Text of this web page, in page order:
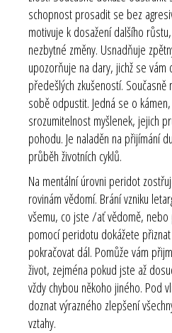
schopnost prosadit se bez
motivuje k dosažení dalšího
nezbytné změny. Usnadňuje
upozorňuje na dary, jichž se
předešlých zkušeností.
sobě odpustit. Jedná se o
srozumitelnost myšlenek, jejich
pohodu. Je naladěn na přijímání
průběh životních cyklů.
Na mentální úrovni peridot
rovinám vědomí. Brání vzniku
všemu, co jste /ať vědomě,
pomocí peridotu dokážete
pokračovat dál. Pomůže vám
život, zejména pokud jste až
vždy chybou někoho jiného. Pod
doznat výrazného zlepšení
vztahy.